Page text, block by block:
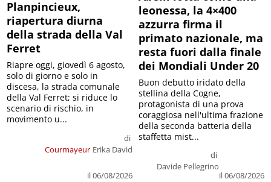
Planpincieux,
riapertura diurna
della strada della Val
Ferret
Courmayeur
di
Erika David
il 06/08/2026
Riapre oggi, giovedì 6 agosto,
solo di giorno e solo in
discesa, la strada comunale
della Val Ferret; si riduce lo
scenario di rischio, in
movimento u...
leonessa, la 4×400
azzurra firma il
primato nazionale, ma
resta fuori dalla finale
dei Mondiali Under 20
di
Davide Pellegrino
il 06/08/2026
Buon debutto iridato della
stellina della Cogne,
protagonista di una prova
coraggiosa nell'ultima frazione
della seconda batteria della
staffetta mist...